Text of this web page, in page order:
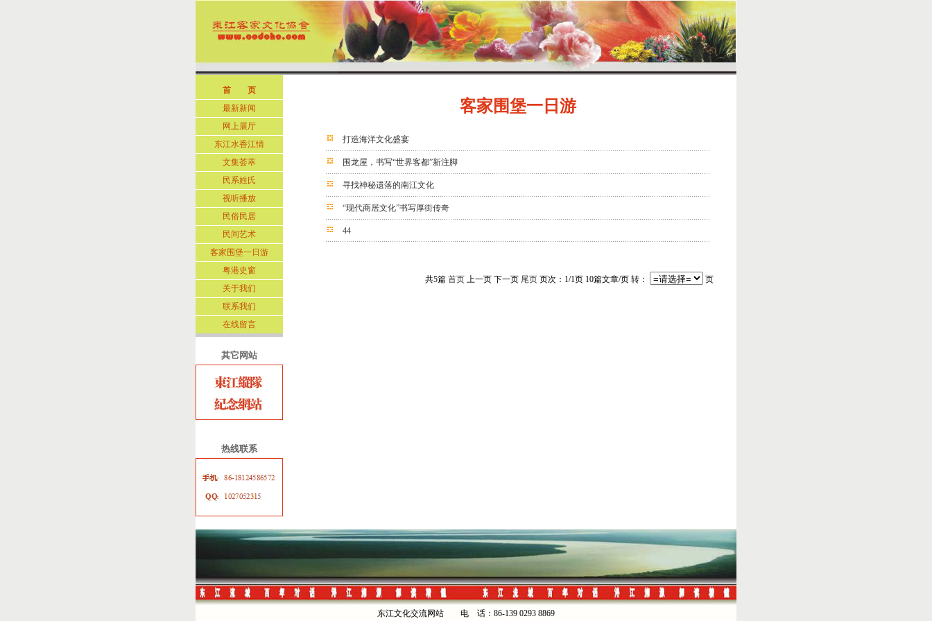
首 页
最新新闻
网上展厅
东江水香江情
文集荟萃
民系姓氏
视听播放
民俗民居
民间艺术
客家围堡一日游
粤港史窗
关于我们
联系我们
在线留言
其它网站
热线联系
客家围堡一日游
打造海洋文化盛宴
围龙屋，书写“世界客都”新注脚
寻找神秘遗落的南江文化
“现代商居文化”书写厚街传奇
44
共5篇 首页上一页 下一页 尾页页次：1/1页 10篇文章/页 转： 页
东江文化交流网站 电 话：86-139 0293 8869